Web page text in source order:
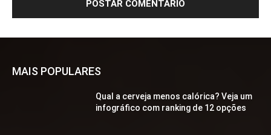
MAIS POPULARES
Qual a cerveja menos calórica? Veja um
infográfico com ranking de 12 opções